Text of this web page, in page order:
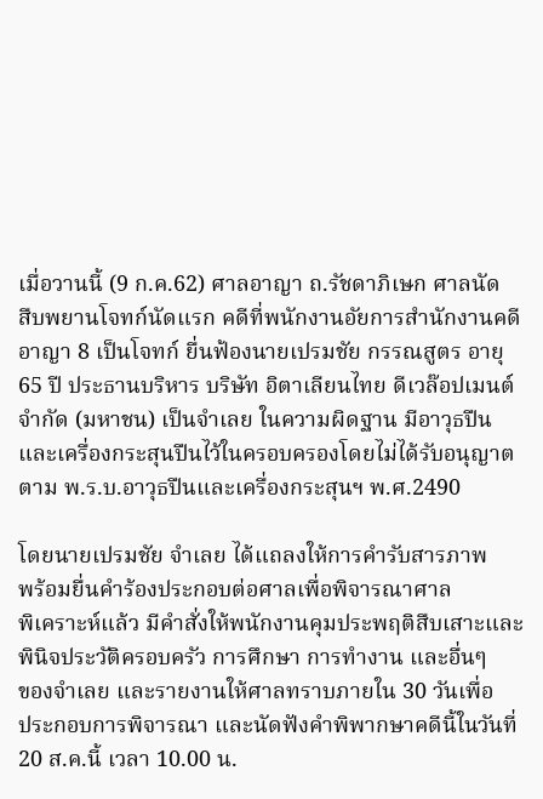
เมื่อวานนี้ (9 ก.ค.62) ศาลอาญา ถ.รัชดาภิเษก ศาลนัด
สืบพยานโจทก์นัดแรก คดีที่พนักงานอัยการสำนักงานคดี
อาญา 8 เป็นโจทก์ ยื่นฟ้องนายเปรมชัย กรรณสูตร อายุ
65 ปี ประธานบริหาร บริษัท อิตาเลียนไทย ดีเวล๊อปเมนต์
จำกัด (มหาชน) เป็นจำเลย ในความผิดฐาน มีอาวุธปืน
และเครื่องกระสุนปืนไว้ในครอบครองโดยไม่ได้รับอนุญาต
ตาม พ.ร.บ.อาวุธปืนและเครื่องกระสุนฯ พ.ศ.2490
โดยนายเปรมชัย จำเลย ได้แถลงให้การคำรับสารภาพ
พร้อมยื่นคำร้องประกอบต่อศาลเพื่อพิจารณาศาล
พิเคราะห์แล้ว มีคำสั่งให้พนักงานคุมประพฤติสืบเสาะและ
พินิจประวัติครอบครัว การศึกษา การทำงาน และอื่นๆ
ของจำเลย และรายงานให้ศาลทราบภายใน 30 วันเพื่อ
ประกอบการพิจารณา และนัดฟังคำพิพากษาคดีนี้ในวันที่
20 ส.ค.นี้ เวลา 10.00 น.